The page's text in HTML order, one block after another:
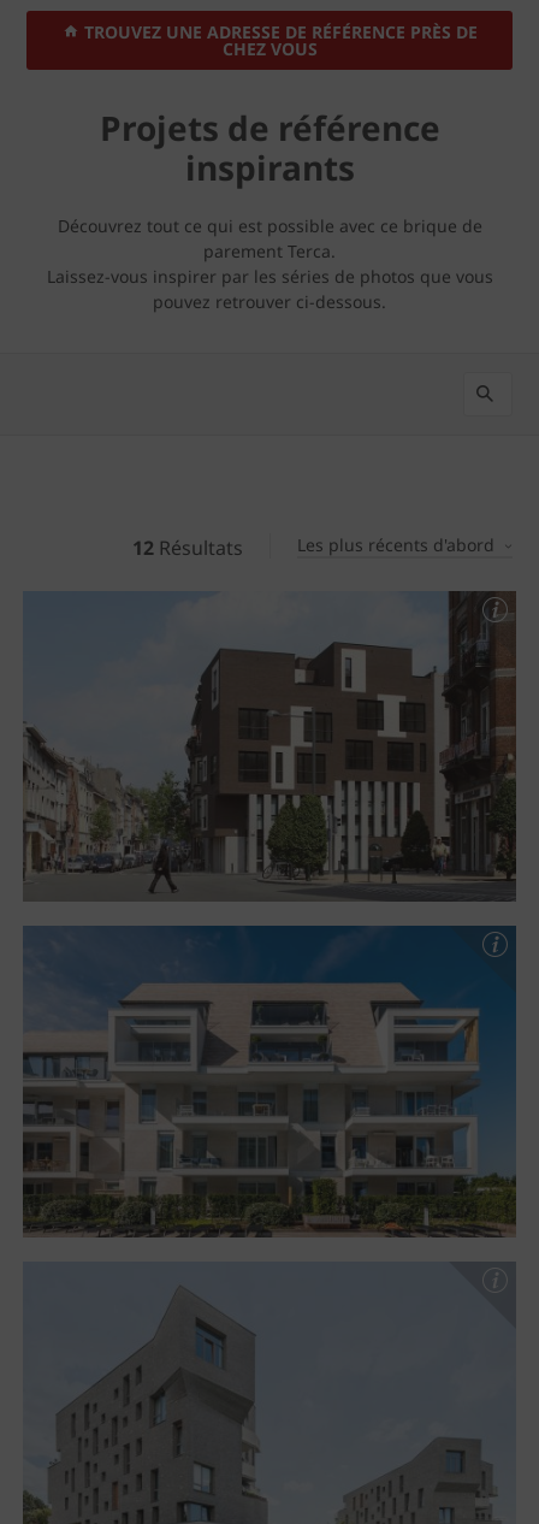
TROUVEZ UNE ADRESSE DE RÉFÉRENCE PRÈS DE
CHEZ VOUS
Projets de référence
inspirants
Découvrez tout ce qui est possible avec ce brique de
parement Terca.
Laissez-vous inspirer par les séries de photos que vous
pouvez retrouver ci-dessous.
12 Résultats Les plus récents d'abord